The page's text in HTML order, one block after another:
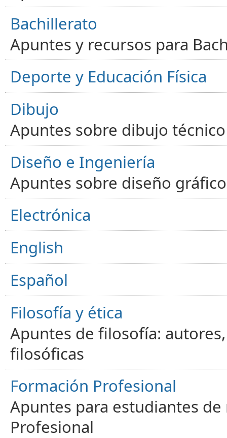
Bachillerato
Apuntes y recursos para
Deporte y Educación Física
Dibujo
Apuntes sobre dibujo
Diseño e Ingeniería
Apuntes sobre diseño
Electrónica
English
Español
Filosofía y ética
Apuntes de filosofía:
filosóficas
Formación Profesional
Apuntes para estudiantes
Profesional